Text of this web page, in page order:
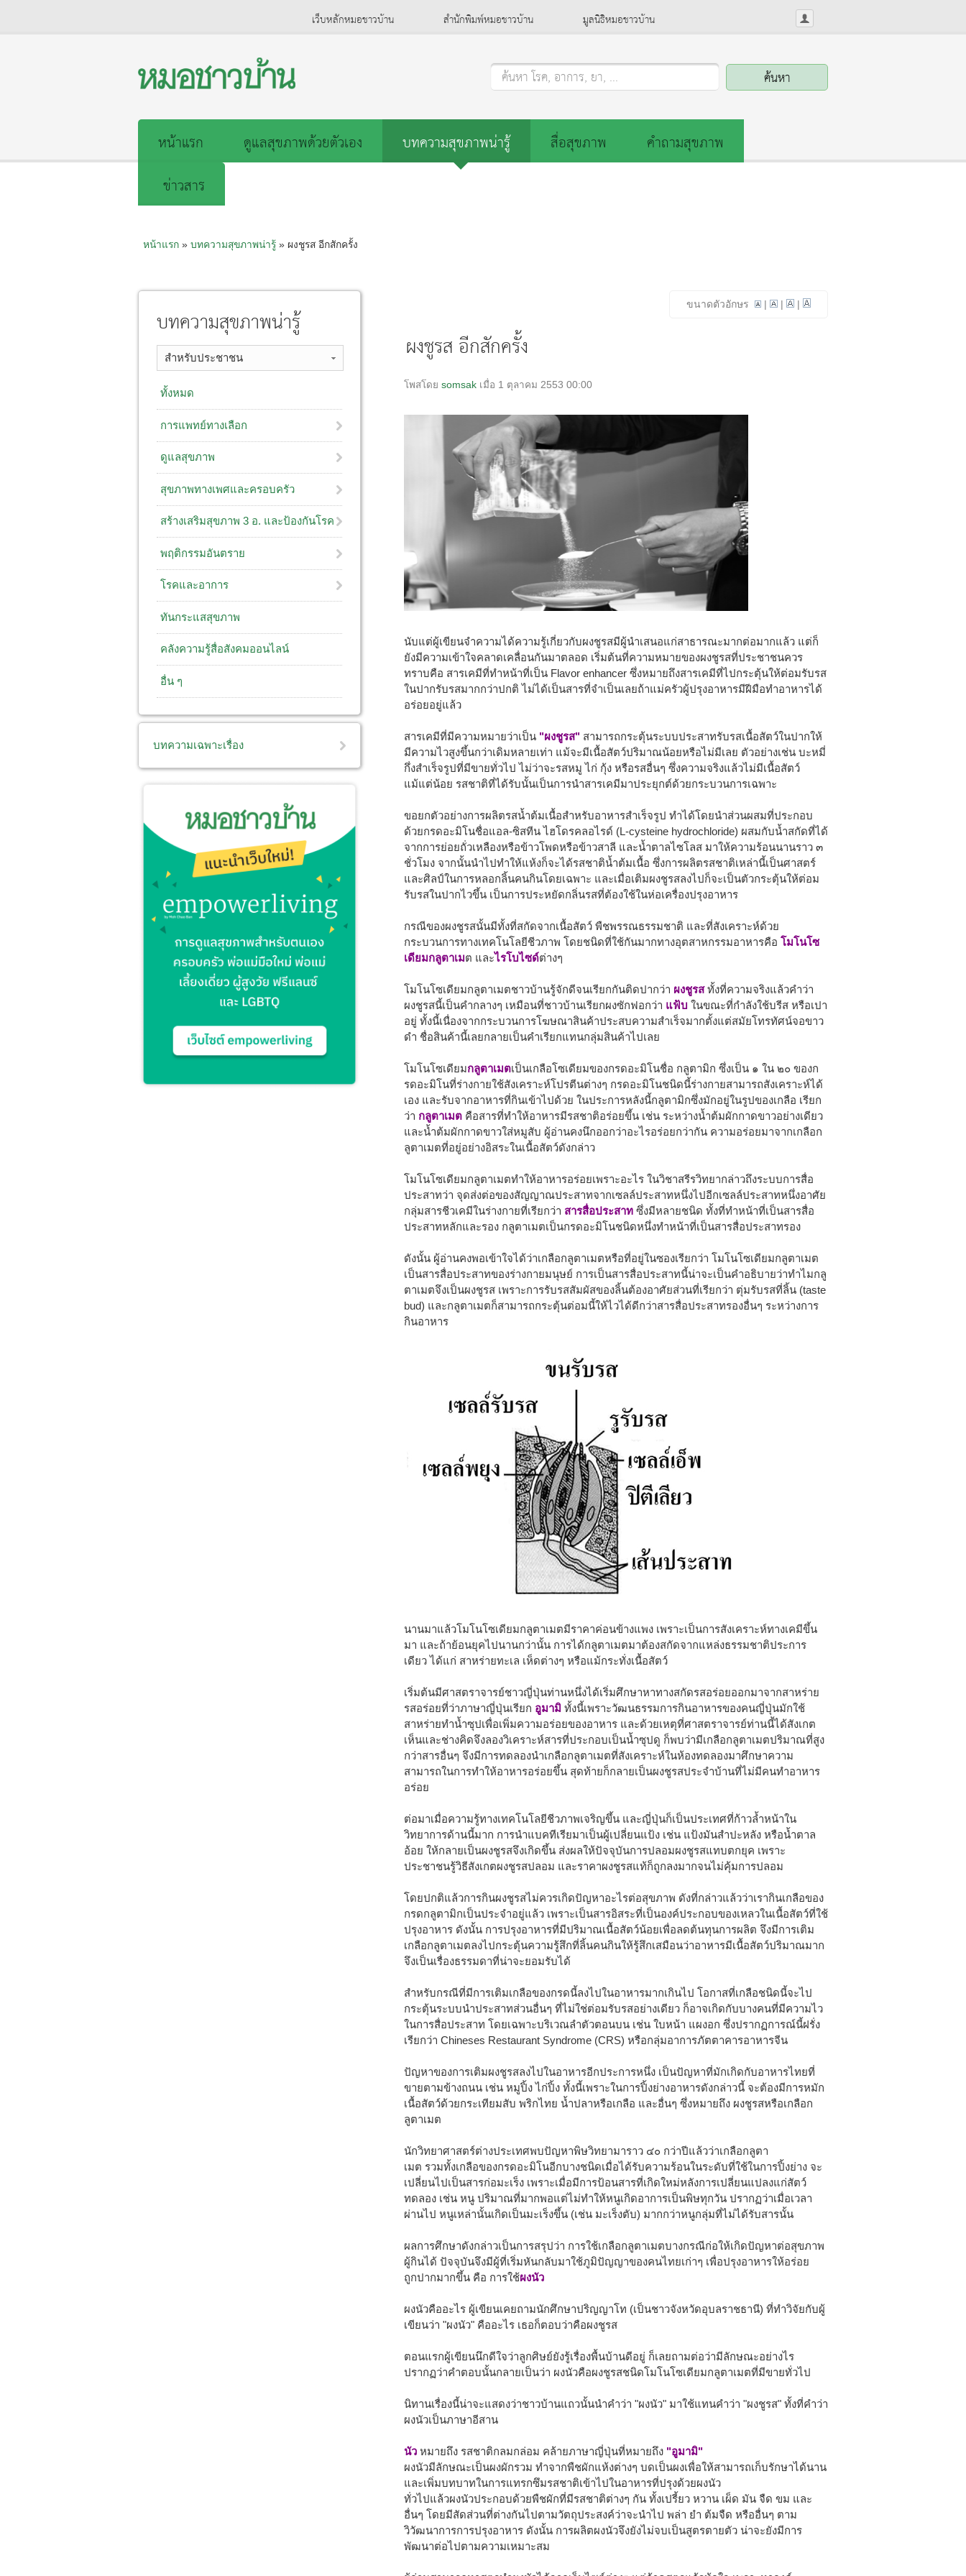
เว็บหลักหมอชาวบ้าน สำนักพิมพ์หมอชาวบ้าน มูลนิธิหมอชาวบ้าน
ค้นหา โรค, อาการ, ยา, ...
หน้าแรก ดูแลสุขภาพด้วยตัวเอง บทความสุขภาพน่ารู้ สื่อสุขภาพ
คำถามสุขภาพ
ข่าวสาร
หน้าแรก» บทความสุขภาพน่ารู้» ผงชูรส อีกสักครั้ง
ขนาดตัวอักษร | | |
ผงชูรส อีกสักครั้ง
โพสโดย somsak เมื่อ 1 ตุลาคม 2553 00:00
นับแต่ผู้เขียนจำความได้ความรู้เกี่ยวกับผงชูรสมีผู้นำเสนอแก่สาธารณะมากต่อมากแล้ว แต่ก็
ยังมีความเข้าใจคลาดเคลื่อนกันมาตลอด เริ่มต้นที่ความหมายของผงชูรสที่ประชาชนควร
ทราบคือ สารเคมีที่ทำหน้าที่เป็น Flavor enhancer ซึ่งหมายถึงสารเคมีที่ไปกระตุ้นให้ต่อมรับรส
ในปากรับรสมากกว่าปกติ ไม่ได้เป็นสารที่จำเป็นเลยถ้าแม่ครัวผู้ปรุงอาหารมีฝีมือทำอาหารได้
อร่อยอยู่แล้ว
สารเคมีที่มีความหมายว่าเป็น "ผงชูรส" สามารถกระตุ้นระบบประสาทรับรสเนื้อสัตว์ในปากให้
มีความไวสูงขึ้นกว่าเดิมหลายเท่า แม้จะมีเนื้อสัตว์ปริมาณน้อยหรือไม่มีเลย ตัวอย่างเช่น บะหมี่
กึ่งสำเร็จรูปที่มีขายทั่วไป ไม่ว่าจะรสหมู ไก่ กุ้ง หรือรสอื่นๆ ซึ่งความจริงแล้วไม่มีเนื้อสัตว์
แม้แต่น้อย รสชาติที่ได้รับนั้นเป็นการนำสารเคมีมาประยุกต์ด้วยกระบวนการเฉพาะ
ขอยกตัวอย่างการผลิตรสน้ำต้มเนื้อสำหรับอาหารสำเร็จรูป ทำได้โดยนำส่วนผสมที่ประกอบ
ด้วยกรดอะมิโนชื่อแอล-ซิสทีน ไฮโดรคลอไรด์ (L-cysteine hydrochloride) ผสมกับน้ำสกัดที่ได้
จากการย่อยถั่วเหลืองหรือข้าวโพดหรือข้าวสาลี และน้ำตาลไซโลส มาให้ความร้อนนานราว ๓
ชั่วโมง จากนั้นนำไปทำให้แห้งก็จะได้รสชาติน้ำต้มเนื้อ ซึ่งการผลิตรสชาติเหล่านี้เป็นศาสตร์
และศิลป์ในการหลอกลิ้นคนกินโดยเฉพาะ และเมื่อเติมผงชูรสลงไปก็จะเป็นตัวกระตุ้นให้ต่อม
รับรสในปากไวขึ้น เป็นการประหยัดกลิ่นรสที่ต้องใช้ในห่อเครื่องปรุงอาหาร
กรณีของผงชูรสนั้นมีทั้งที่สกัดจากเนื้อสัตว์ พืชพรรณธรรมชาติ และที่สังเคราะห์ด้วย
กระบวนการทางเทคโนโลยีชีวภาพ โดยชนิดที่ใช้กันมากทางอุตสาหกรรมอาหารคือ โมโนโซ
เดียมกลูตาเมต และไรโบไซด์ต่างๆ
โมโนโซเดียมกลูตาเมตชาวบ้านรู้จักดีจนเรียกกันติดปากว่า ผงชูรสทั้งที่ความจริงแล้วคำว่า
ผงชูรสนี้เป็นคำกลางๆ เหมือนที่ชาวบ้านเรียกผงซักฟอกว่า แฟ้บ ในขณะที่กำลังใช้บรีส หรือเปา
อยู่ ทั้งนี้เนื่องจากกระบวนการโฆษณาสินค้าประสบความสำเร็จมากตั้งแต่สมัยโทรทัศน์จอขาว
ดำ ชื่อสินค้านี้เลยกลายเป็นคำเรียกแทนกลุ่มสินค้าไปเลย
โมโนโซเดียมกลูตาเมตเป็นเกลือโซเดียมของกรดอะมิโนชื่อ กลูตามิก ซึ่งเป็น ๑ ใน ๒๐ ของก
รดอะมิโนที่ร่างกายใช้สังเคราะห์โปรตีนต่างๆ กรดอะมิโนชนิดนี้ร่างกายสามารถสังเคราะห์ได้
เอง และรับจากอาหารที่กินเข้าไปด้วย ในประการหลังนี้กลูตามิกซึ่งมักอยู่ในรูปของเกลือ เรียก
ว่า กลูตาเมต คือสารที่ทำให้อาหารมีรสชาติอร่อยขึ้น เช่น ระหว่างน้ำต้มผักกาดขาวอย่างเดียว
และน้ำต้มผักกาดขาวใส่หมูสับ ผู้อ่านคงนึกออกว่าอะไรอร่อยกว่ากัน ความอร่อยมาจากเกลือก
ลูตาเมตที่อยู่อย่างอิสระในเนื้อสัตว์ดังกล่าว
โมโนโซเดียมกลูตาเมตทำให้อาหารอร่อยเพราะอะไร ในวิชาสรีรวิทยากล่าวถึงระบบการสื่อ
ประสาทว่า จุดส่งต่อของสัญญาณประสาทจากเซลล์ประสาทหนึ่งไปอีกเซลล์ประสาทหนึ่งอาศัย
กลุ่มสารชีวเคมีในร่างกายที่เรียกว่า สารสื่อประสาท ซึ่งมีหลายชนิด ทั้งที่ทำหน้าที่เป็นสารสื่อ
ประสาทหลักและรอง กลูตาเมตเป็นกรดอะมิโนชนิดหนึ่งทำหน้าที่เป็นสารสื่อประสาทรอง
ดังนั้น ผู้อ่านคงพอเข้าใจได้ว่าเกลือกลูตาเมตหรือที่อยู่ในซองเรียกว่า โมโนโซเดียมกลูตาเมต
เป็นสารสื่อประสาทของร่างกายมนุษย์ การเป็นสารสื่อประสาทนี้น่าจะเป็นคำอธิบายว่าทำไมกลู
ตาเมตจึงเป็นผงชูรส เพราะการรับรสสัมผัสของลิ้นต้องอาศัยส่วนที่เรียกว่า ตุ่มรับรสที่ลิ้น (taste
bud) และกลูตาเมตก็สามารถกระตุ้นต่อมนี้ให้ไวได้ดีกว่าสารสื่อประสาทรองอื่นๆ ระหว่างการ
กินอาหาร
นานมาแล้วโมโนโซเดียมกลูตาเมตมีราคาค่อนข้างแพง เพราะเป็นการสังเคราะห์ทางเคมีขึ้น
มา และถ้าย้อนยุคไปนานกว่านั้น การได้กลูตาเมตมาต้องสกัดจากแหล่งธรรมชาติประการ
เดียว ได้แก่ สาหร่ายทะเล เห็ดต่างๆ หรือแม้กระทั่งเนื้อสัตว์
เริ่มต้นมีศาสตราจารย์ชาวญี่ปุ่นท่านหนึ่งได้เริ่มศึกษาหาทางสกัดรสอร่อยออกมาจากสาหร่าย
รสอร่อยที่ว่าภาษาญี่ปุ่นเรียก อูมามิ ทั้งนี้เพราะวัฒนธรรมการกินอาหารของคนญี่ปุ่นมักใช้
สาหร่ายทำน้ำซุปเพื่อเพิ่มความอร่อยของอาหาร และด้วยเหตุที่ศาสตราจารย์ท่านนี้ได้สังเกต
เห็นและช่างคิดจึงลองวิเคราะห์สารที่ประกอบเป็นน้ำซุปดู ก็พบว่ามีเกลือกลูตาเมตปริมาณที่สูง
กว่าสารอื่นๆ จึงมีการทดลองนำเกลือกลูตาเมตที่สังเคราะห์ในห้องทดลองมาศึกษาความ
สามารถในการทำให้อาหารอร่อยขึ้น สุดท้ายก็กลายเป็นผงชูรสประจำบ้านที่ไม่มีคนทำอาหาร
อร่อย
ต่อมาเมื่อความรู้ทางเทคโนโลยีชีวภาพเจริญขึ้น และญี่ปุ่นก็เป็นประเทศที่ก้าวล้ำหน้าใน
วิทยาการด้านนี้มาก การนำแบคทีเรียมาเป็นผู้เปลี่ยนแป้ง เช่น แป้งมันสำปะหลัง หรือน้ำตาล
อ้อย ให้กลายเป็นผงชูรสจึงเกิดขึ้น ส่งผลให้ปัจจุบันการปลอมผงชูรสแทบตกยุค เพราะ
ประชาชนรู้วิธีสังเกตผงชูรสปลอม และราคาผงชูรสแท้ก็ถูกลงมากจนไม่คุ้มการปลอม
โดยปกติแล้วการกินผงชูรสไม่ควรเกิดปัญหาอะไรต่อสุขภาพ ดังที่กล่าวแล้วว่าเรากินเกลือของ
กรดกลูตามิกเป็นประจำอยู่แล้ว เพราะเป็นสารอิสระที่เป็นองค์ประกอบของเหลวในเนื้อสัตว์ที่ใช้
ปรุงอาหาร ดังนั้น การปรุงอาหารที่มีปริมาณเนื้อสัตว์น้อยเพื่อลดต้นทุนการผลิต จึงมีการเติม
เกลือกลูตาเมตลงไปกระตุ้นความรู้สึกที่ลิ้นคนกินให้รู้สึกเสมือนว่าอาหารมีเนื้อสัตว์ปริมาณมาก
จึงเป็นเรื่องธรรมดาที่น่าจะยอมรับได้
สำหรับกรณีที่มีการเติมเกลือของกรดนี้ลงไปในอาหารมากเกินไป โอกาสที่เกลือชนิดนี้จะไป
กระตุ้นระบบนำประสาทส่วนอื่นๆ ที่ไม่ใช่ต่อมรับรสอย่างเดียว ก็อาจเกิดกับบางคนที่มีความไว
ในการสื่อประสาท โดยเฉพาะบริเวณลำตัวตอนบน เช่น ใบหน้า แผงอก ซึ่งปรากฏการณ์นี้ฝรั่ง
เรียกว่า Chineses Restaurant Syndrome (CRS) หรือกลุ่มอาการภัตตาคารอาหารจีน
ปัญหาของการเติมผงชูรสลงไปในอาหารอีกประการหนึ่ง เป็นปัญหาที่มักเกิดกับอาหารไทยที่
ขายตามข้างถนน เช่น หมูปิ้ง ไก่ปิ้ง ทั้งนี้เพราะในการปิ้งย่างอาหารดังกล่าวนี้ จะต้องมีการหมัก
เนื้อสัตว์ด้วยกระเทียมสับ พริกไทย น้ำปลาหรือเกลือ และอื่นๆ ซึ่งหมายถึง ผงชูรสหรือเกลือก
ลูตาเมต
นักวิทยาศาสตร์ต่างประเทศพบปัญหาพิษวิทยามาราว ๔๐ กว่าปีแล้วว่าเกลือกลูตา
เมต รวมทั้งเกลือของกรดอะมิโนอีกบางชนิดเมื่อได้รับความร้อนในระดับที่ใช้ในการปิ้งย่าง จะ
เปลี่ยนไปเป็นสารก่อมะเร็ง เพราะเมื่อมีการป้อนสารที่เกิดใหม่หลังการเปลี่ยนแปลงแก่สัตว์
ทดลอง เช่น หนู ปริมาณที่มากพอแต่ไม่ทำให้หนูเกิดอาการเป็นพิษทุกวัน ปรากฏว่าเมื่อเวลา
ผ่านไป หนูเหล่านั้นเกิดเป็นมะเร็งขึ้น (เช่น มะเร็งตับ) มากกว่าหนูกลุ่มที่ไม่ได้รับสารนั้น
ผลการศึกษาดังกล่าวเป็นการสรุปว่า การใช้เกลือกลูตาเมตบางกรณีก่อให้เกิดปัญหาต่อสุขภาพ
ผู้กินได้ ปัจจุบันจึงมีผู้ที่เริ่มหันกลับมาใช้ภูมิปัญญาของคนไทยเก่าๆ เพื่อปรุงอาหารให้อร่อย
ถูกปากมากขึ้น คือ การใช้ผงนัว
ผงนัวคืออะไร ผู้เขียนเคยถามนักศึกษาปริญญาโท (เป็นชาวจังหวัดอุบลราชธานี) ที่ทำวิจัยกับผู้
เขียนว่า "ผงนัว" คืออะไร เธอก็ตอบว่าคือผงชูรส
ตอนแรกผู้เขียนนึกดีใจว่าลูกศิษย์ยังรู้เรื่องพื้นบ้านดีอยู่ ก็เลยถามต่อว่ามีลักษณะอย่างไร
ปรากฏว่าคำตอบนั้นกลายเป็นว่า ผงนัวคือผงชูรสชนิดโมโนโซเดียมกลูตาเมตที่มีขายทั่วไป
นิทานเรื่องนี้น่าจะแสดงว่าชาวบ้านแถวนั้นนำคำว่า "ผงนัว" มาใช้แทนคำว่า "ผงชูรส" ทั้งที่คำว่า
ผงนัวเป็นภาษาอีสาน
นัว หมายถึง รสชาติกลมกล่อม คล้ายภาษาญี่ปุ่นที่หมายถึง "อูมามิ"
ผงนัวมีลักษณะเป็นผงผักรวม ทำจากพืชผักแห้งต่างๆ บดเป็นผงเพื่อให้สามารถเก็บรักษาได้นาน
และเพิ่มบทบาทในการแทรกซึมรสชาติเข้าไปในอาหารที่ปรุงด้วยผงนัว
ทั่วไปแล้วผงนัวประกอบด้วยพืชผักที่มีรสชาติต่างๆ กัน ทั้งเปรี้ยว หวาน เผ็ด มัน จืด ขม และ
อื่นๆ โดยมีสัดส่วนที่ต่างกันไปตามวัตถุประสงค์ว่าจะนำไป พล่า ยำ ต้มจืด หรืออื่นๆ ตาม
วิวัฒนาการการปรุงอาหาร ดังนั้น การผลิตผงนัวจึงยังไม่จบเป็นสูตรตายตัว น่าจะยังมีการ
พัฒนาต่อไปตามความเหมาะสม
บทความสุขภาพน่ารู้
สำหรับประชาชน
ทั้งหมด
การแพทย์ทางเลือก
ดูแลสุขภาพ
สุขภาพทางเพศและครอบครัว
สร้างเสริมสุขภาพ 3 อ. ​และป้องกันโรค
พฤติกรรมอันตราย
โรคและอาการ
ทันกระแสสุขภาพ
คลังความรู้สื่อสังคมออนไลน์
อื่น ๆ
บทความเฉพาะเรื่อง